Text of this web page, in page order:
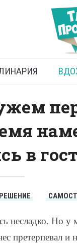
как
в
РЕШЕНИЕ
несладко. Но у
претерпевал и